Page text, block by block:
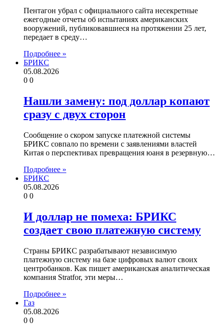
Пентагон убрал с официального сайта несекретные
ежегодные отчеты об испытаниях американских
вооружений, публиковавшиеся на протяжении 25 лет,
передает в среду…
Подробнее »
БРИКС
05.08.2026
0 0
Нашли замену: под доллар копают
сразу с двух сторон
Сообщение о скором запуске платежной системы
БРИКС совпало по времени с заявлениями властей
Китая о перспективах превращения юаня в резервную…
Подробнее »
БРИКС
05.08.2026
0 0
И доллар не помеха: БРИКС
создает свою платежную систему
Страны БРИКС разрабатывают независимую
платежную систему на базе цифровых валют своих
центробанков. Как пишет американская аналитическая
компания Stratfor, эти меры…
Подробнее »
Газ
05.08.2026
0 0